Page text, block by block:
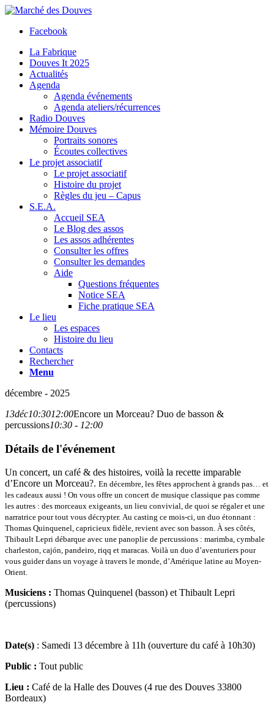
Facebook
La Fabrique
Douves It 2025
Actualités
Agenda
Agenda événements
Agenda ateliers/récurrences
Radio Douves
Mémoire Douves
Portraits sonores
Écoutes collectives
Le projet associatif
Le projet associatif
Histoire du projet
Règles du jeu – Capus
S.E.A.
Accueil SEA
Le Blog des assos
Les assos adhérentes
Consulter les offres
Consulter les demandes
Aide
Questions fréquentes
Notice SEA
Fiche pratique SEA
Le lieu
Les espaces
Histoire du lieu
Contacts
Rechercher
Menu
décembre - 2025
13déc10:3012:00Encore un Morceau? Duo de basson &
percussions10:30 - 12:00
Détails de l'événement
Un concert, un café & des histoires, voilà la recette imparable
d’Encore un Morceau?. En décembre, les fêtes approchent à grands pas… et
les cadeaux aussi ! On vous offre un concert de musique classique pas comme
les autres : des morceaux exigeants, un lieu convivial, de quoi se régaler et une
narratrice pour tout vous décrypter. Au casting ce mois-ci, un duo étonnant :
Thomas Quinquenel, capricieux fidèle, revient avec son basson. À ses côtés,
Thibault Lepri débarque avec une panoplie de percussions : marimba, cymbale
charleston, cajón, pandeiro, riqq et maracas. Voilà un duo d’aventuriers pour
vous guider dans un voyage à travers le monde, d’Amérique latine au Moyen-
Orient.
Musiciens : Thomas Quinquenel (basson) et Thibault Lepri
(percussions)
Date(s) : Samedi 13 décembre à 11h (ouverture du café à 10h30)
Public : Tout public
Lieu : Café de la Halle des Douves (4 rue des Douves 33800
Bordeaux)